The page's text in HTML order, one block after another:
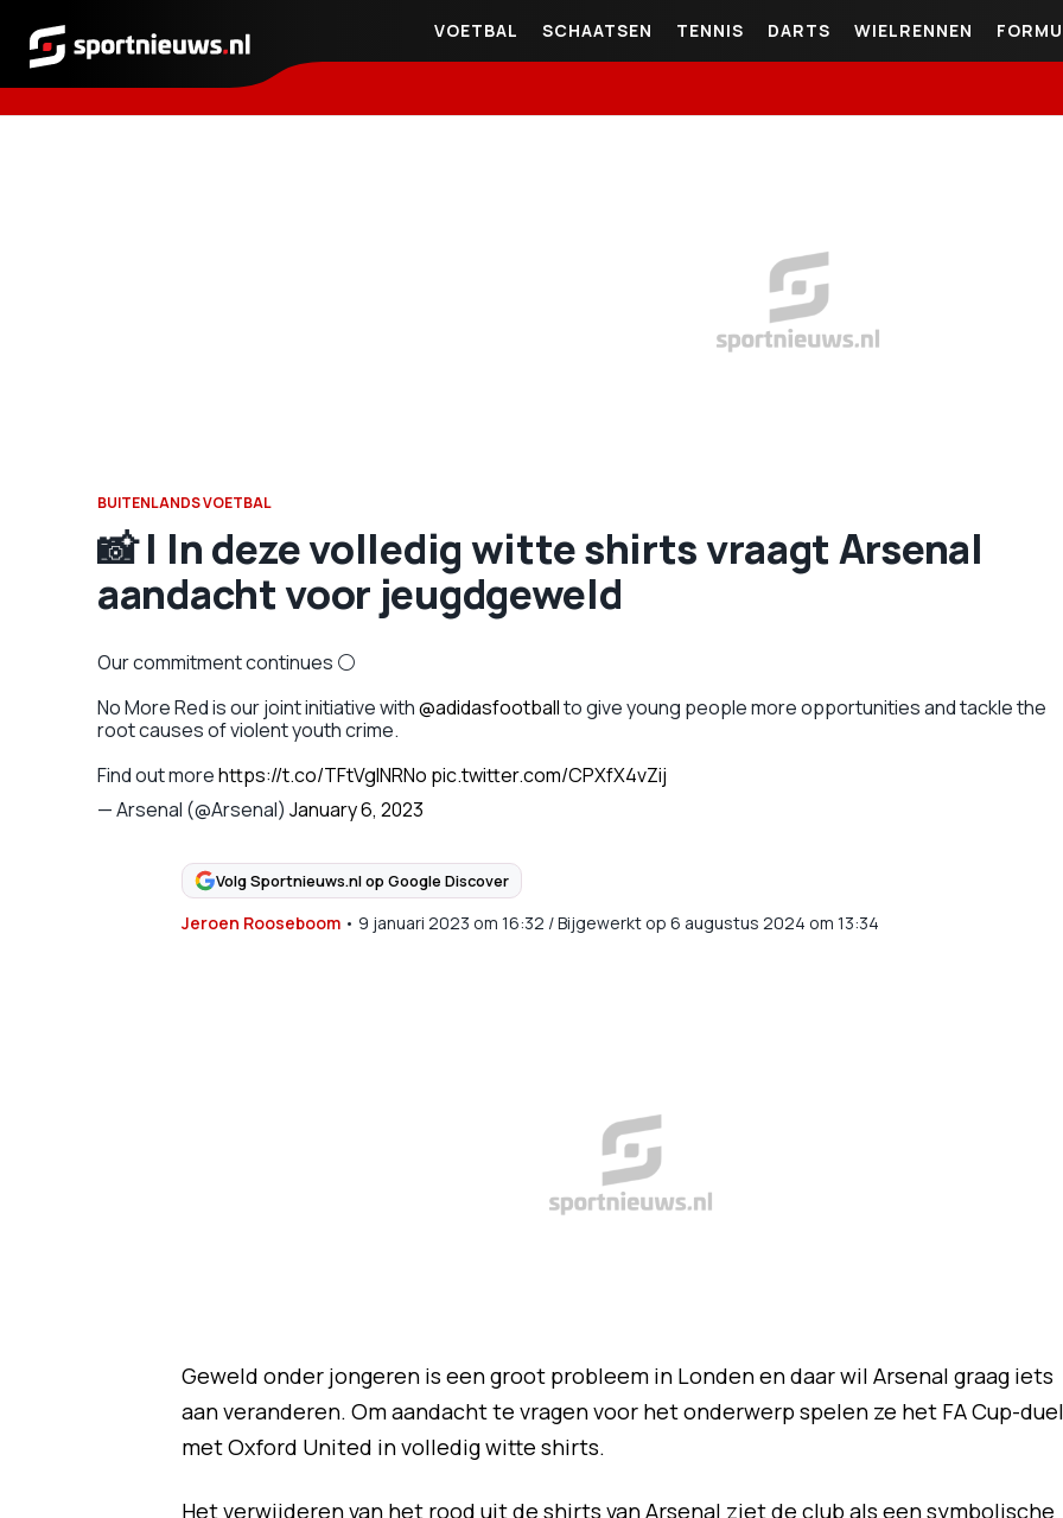
Sportnieuws.nl
VOETBAL SCHAATSEN TENNIS DARTS WIELRENNEN
BUITENLANDS VOETBAL
📸 | In deze volledig witte shirts vraagt Arsenal
aandacht voor jeugdgeweld
Our commitment continues ⚪ ​
No More Red is our joint initiative with@adidasfootballto give young people more opportunities and tackle the
root causes of violent youth crime. ​
Find out morehttps://t.co/TFtVgINRNo pic.twitter.com/CPXfX4vZij
— Arsenal (@Arsenal) January 6, 2023
Volg Sportnieuws.nl op Google Discover
Jeroen Rooseboom• 9 januari 2023 om 16:32 /Bijgewerkt op 6 augustus 2024 om 13:34
Geweld onder jongeren is een groot probleem in Londen en daar wil Arsenal graag iets
aan veranderen. Om aandacht te vragen voor het onderwerp spelen ze het FA Cup-duel
met Oxford United in volledig witte shirts.
Het verwijderen van het rood uit de shirts van Arsenal ziet de club als een symbolische